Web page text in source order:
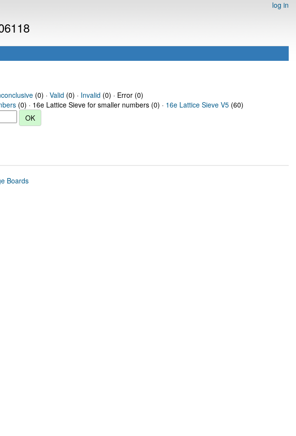
log in
(0) · Valid (0) · Invalid (0) · Error (0)
(0) · 16e Lattice Sieve for smaller numbers (0) · 16e Lattice Sieve V5 (60)
Boards